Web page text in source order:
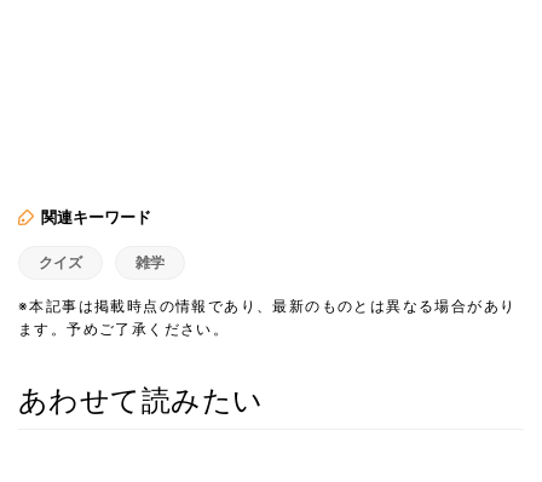
関連キーワード
クイズ 雑学
※本記事は掲載時点の情報であり、最新のものとは異なる場合があり
ます。予めご了承ください。
あわせて読みたい